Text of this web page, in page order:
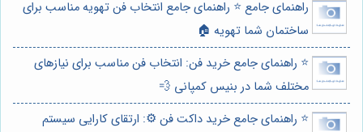
راهنمای جامع ⭐️ راهنمای جامع انتخاب فن تهویه مناسب برای
ساختمان شما تهویه 🏠
⭐️ راهنمای جامع خرید فن: انتخاب فن مناسب برای نیازهای
مختلف شما در بنیس کمپانی 💨
⭐️ راهنمای جامع خرید داکت فن ⚙️: ارتقای کارایی سیستم